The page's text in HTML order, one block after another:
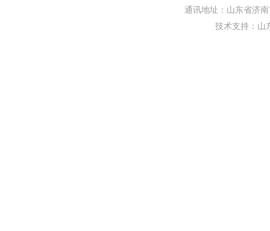
通讯地址：山东省济
技术支持： 山